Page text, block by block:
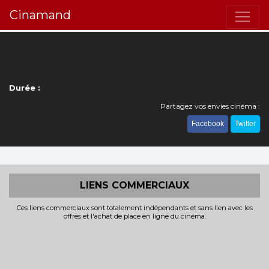
Cinamand
Durée :
Partagez vos envies cinéma :
Facebook Twitter
LIENS COMMERCIAUX
Ces liens commerciaux sont totalement indépendants et sans lien avec les
offres et l'achat de place en ligne du cinéma.